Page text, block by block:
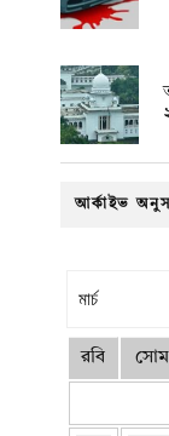
আর্কাইভ
রবি সোম